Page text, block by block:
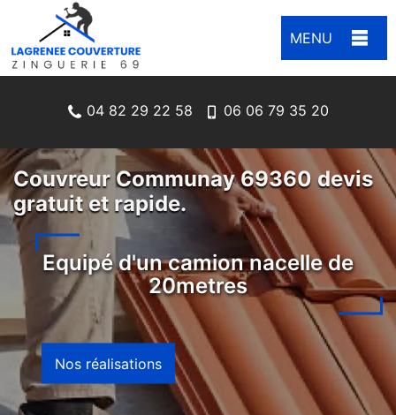
MENU
04 82 29 22 58 06 06 79 35 20
Couvreur Communay 69360 devis
gratuit et rapide.
Equipé d'un camion nacelle de
20metres
Nos réalisations